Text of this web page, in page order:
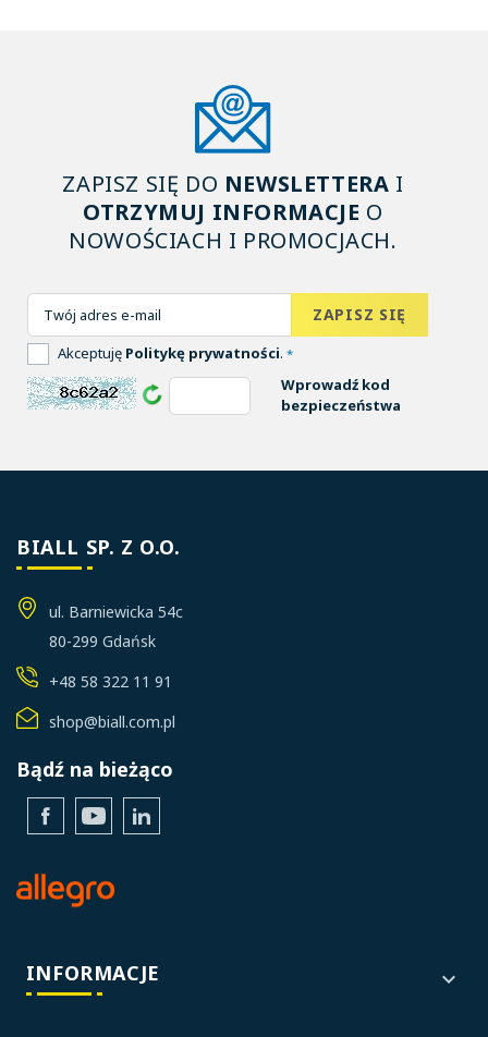
ZAPISZ SIĘ DO NEWSLETTERA I
OTRZYMUJ INFORMACJE O
NOWOŚCIACH I PROMOCJACH.
Akceptuję Politykę prywatności. *
Wprowadź kod
bezpieczeństwa
BIALL SP. Z O.O.
ul. Barniewicka 54c
80-299 Gdańsk
+48 58 322 11 91
shop@biall.com.pl
Bądź na bieżąco
FacebookYouTubeLinkedIn
INFORMACJE 